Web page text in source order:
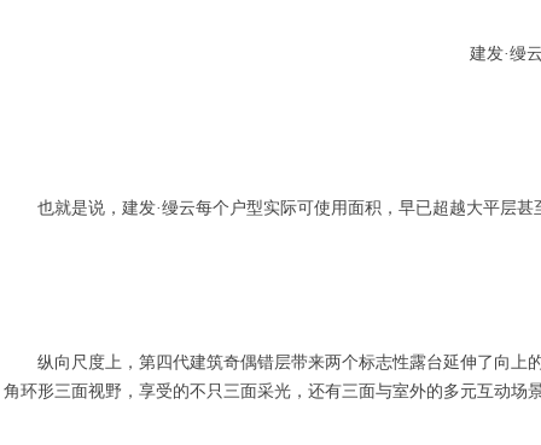
建发·缦
也就是说，建发·缦云每个户型实际可使用面积，早已超越大平层甚
纵向尺度上，第四代建筑奇偶错层带来两个标志性露台延伸了向上
角环形三面视野，享受的不只三面采光，还有三面与室外的多元互动场